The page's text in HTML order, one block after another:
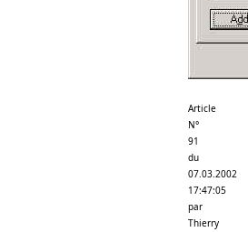
Article
N°
91
du
07.03.2002
17:47:05
par
Thierry